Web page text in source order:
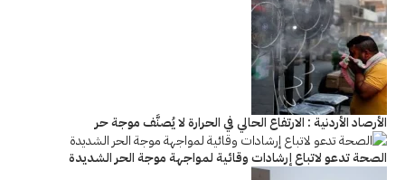
الأرصاد الأردنية : الارتفاع الحالي في الحرارة لا يُصنَّف موجة حر
الصحة تدعو لاتباع إرشادات وقائية لمواجهة موجة الحر الشديدة